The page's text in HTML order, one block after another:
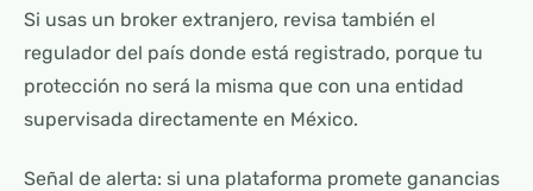
Si usas un broker extranjero, revisa también el
regulador del país donde está registrado, porque tu
protección no será la misma que con una entidad
supervisada directamente en México.
Señal de alerta: si una plataforma promete ganancias